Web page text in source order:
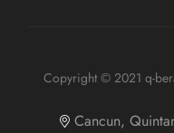
Copyright © 2021 q-
Cancun,